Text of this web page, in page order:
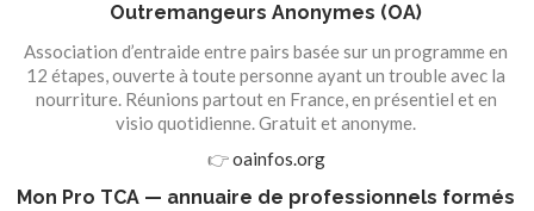
Outremangeurs Anonymes (OA)
Association d’entraide entre pairs basée sur un programme en
12 étapes, ouverte à toute personne ayant un trouble avec la
nourriture. Réunions partout en France, en présentiel et en
visio quotidienne. Gratuit et anonyme.
👉oainfos.org
Mon Pro TCA — annuaire de professionnels formés